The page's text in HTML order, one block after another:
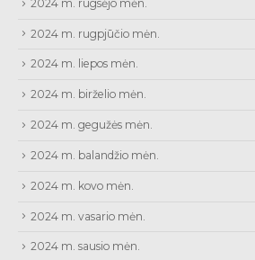
2024 m. rugsėjo mėn.
2024 m. rugpjūčio mėn.
2024 m. liepos mėn.
2024 m. birželio mėn.
2024 m. gegužės mėn.
2024 m. balandžio mėn.
2024 m. kovo mėn.
2024 m. vasario mėn.
2024 m. sausio mėn.